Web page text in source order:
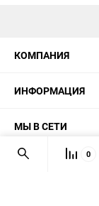
КОМПАНИЯ
ИНФОРМАЦИЯ
МЫ В СЕТИ
КОНТАКТЫ
0